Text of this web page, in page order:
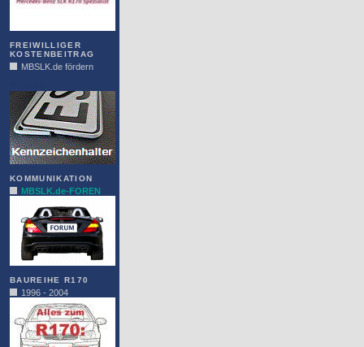
FREIWILLIGER
KOSTENBEITRAG
MBSLK.de fördern
KOMMUNIKATION
MBSLK.de-FOREN
BAUREIHE R170
1996 - 2004